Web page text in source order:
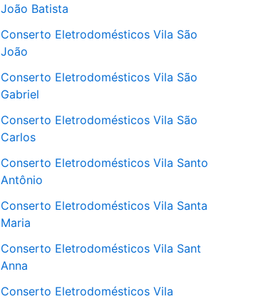
João Batista
Conserto Eletrodomésticos Vila São
João
Conserto Eletrodomésticos Vila São
Gabriel
Conserto Eletrodomésticos Vila São
Carlos
Conserto Eletrodomésticos Vila Santo
Antônio
Conserto Eletrodomésticos Vila Santa
Maria
Conserto Eletrodomésticos Vila Sant
Anna
Conserto Eletrodomésticos Vila